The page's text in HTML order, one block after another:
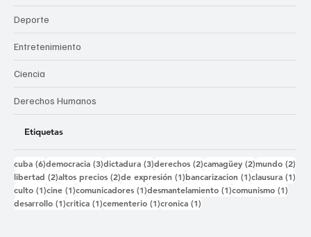
Deporte
Entretenimiento
Ciencia
Derechos Humanos
Etiquetas
cuba (6)6 entradas
democracia (3)3 entradas
dictadura (3)3 entradas
derechos (2)2 entradas
camagüey (2)2 entradas
mundo (2)
libertad (2)2 entradas
altos precios (2)2 entradas
de expresión (1)1 entrada
bancarizacion (1)1 entrada
clausura (1)
culto (1)1 entrada
cine (1)1 entrada
comunicadores (1)1 entrada
desmantelamiento (1)1 entrada
comunismo (1)
desarrollo (1)1 entrada
critica (1)1 entrada
cementerio (1)1 entrada
cronica (1)